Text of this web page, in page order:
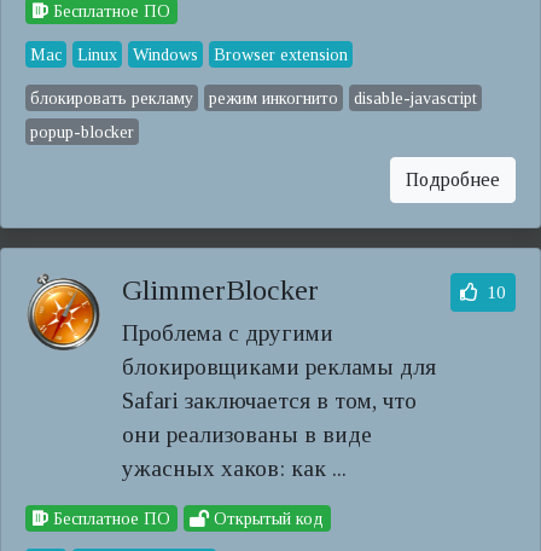
Бесплатное ПО
Mac Linux Windows Browser extension
блокировать рекламу режим инкогнито
disable-javascript
popup-blocker
Подробнее
GlimmerBlocker
Проблема с другими
блокировщиками рекламы для
Safari заключается в том, что
они реализованы в виде
ужасных хаков: как ...
10
Бесплатное ПО Открытый код